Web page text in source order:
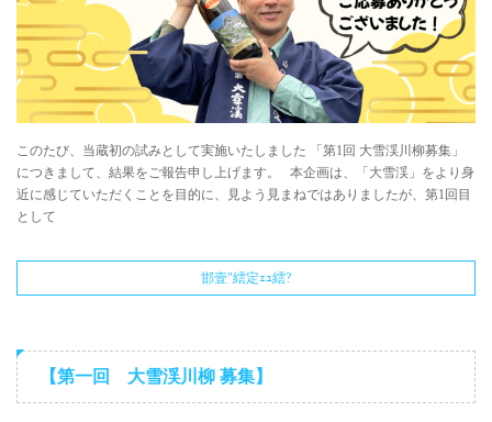
このたび、当蔵初の試みとして実施いたしました 「第1回 大雪渓川柳募集」
につきまして、結果をご報告申し上げます。 本企画は、「大雪渓」をより身
近に感じていただくことを目的に、見よう見まねではありましたが、第1回目
として
邯壹″繧定ｪｭ繧?
【第一回 大雪渓川柳 募集】